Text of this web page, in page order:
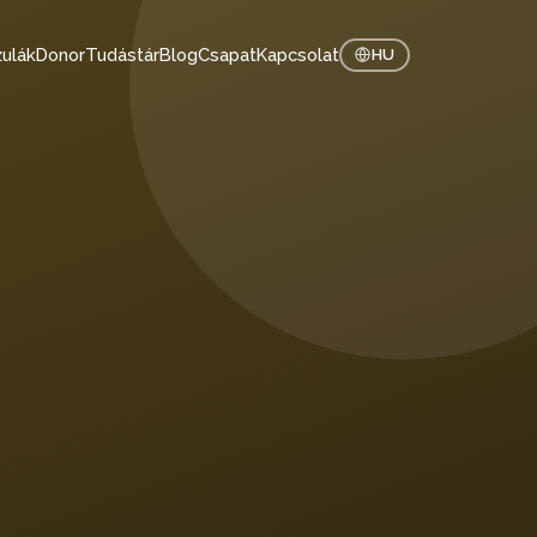
DonorTudástárBlogCsapatKapcsolat HU